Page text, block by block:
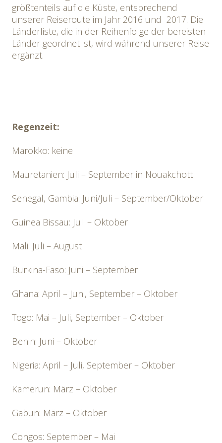
größtenteils auf die Küste, entsprechend
unserer Reiseroute im Jahr 2016 und 2017. Die
Länderliste, die in der Reihenfolge der bereisten
Länder geordnet ist, wird während unserer Reise
ergänzt.
Regenzeit:
Marokko: keine
Mauretanien: Juli – September in Nouakchott
Senegal, Gambia: Juni/Juli – September/Oktober
Guinea Bissau: Juli – Oktober
Mali: Juli – August
Burkina-Faso: Juni – September
Ghana: April – Juni, September – Oktober
Togo: Mai – Juli, September – Oktober
Benin: Juni – Oktober
Nigeria: April – Juli, September – Oktober
Kamerun: März – Oktober
Gabun: März – Oktober
Congos: September – Mai